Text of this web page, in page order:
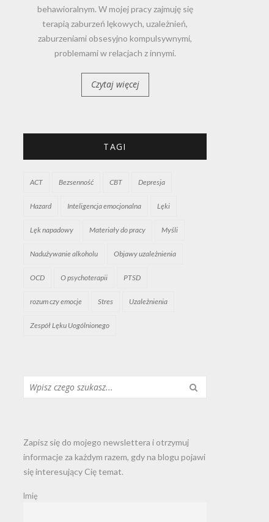
behawioralnym. W mojej pracy zajmuję się
terapią zaburzeń lękowych, uzależnień,
zaburzeniami obsesyjno kompulsywnymi,
problemami w relacjach z innymi.
Czytaj więcej
TAGI
ACT Bezsenność CBT Depresja
Hazard Inteligencja emocjonalna Lęki
Lęk napadowy Materiały do pracy Myśli
Nadużywanie alkoholu Objawy uzależnienia
OCD O psychoterapii PTSD
rozum czy emocje Stres Uzależnienia
Zespół Lęku Uogólnionego
Zapisz się do mojego newslettera i otrzymuj
informacje za każdym razem, gdy na blogu pojawi
się interesujący Cię temat.
Imię